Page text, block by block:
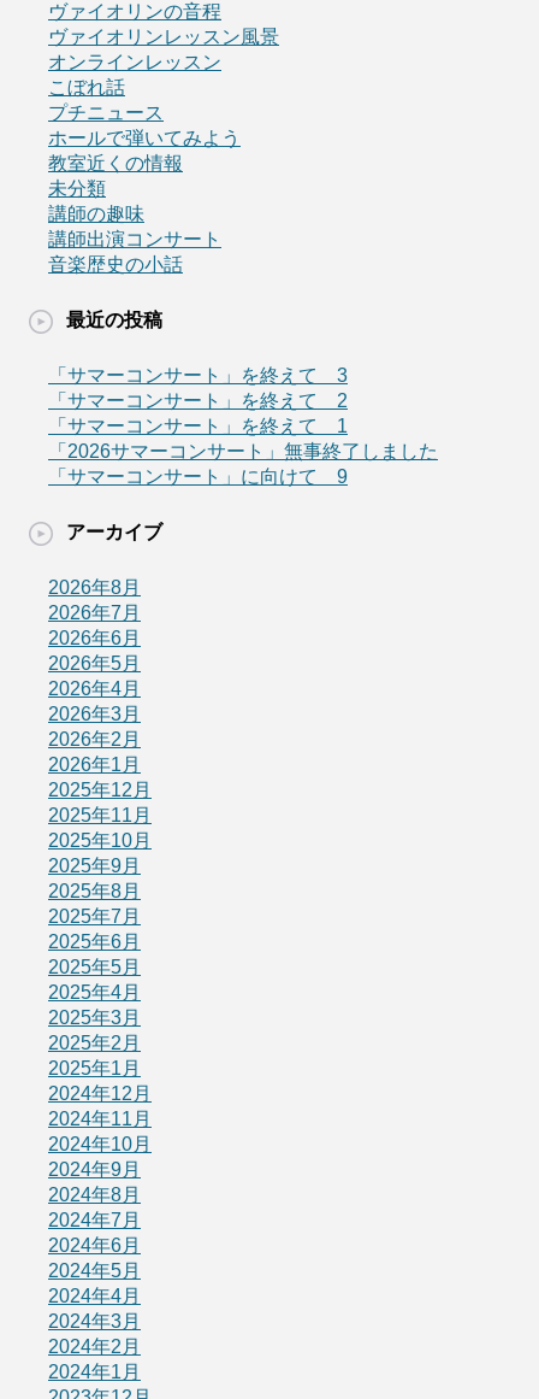
ヴァイオリンの音程
ヴァイオリンレッスン風景
オンラインレッスン
こぼれ話
プチニュース
ホールで弾いてみよう
教室近くの情報
未分類
講師の趣味
講師出演コンサート
音楽歴史の小話
最近の投稿
「サマーコンサート」を終えて 3
「サマーコンサート」を終えて 2
「サマーコンサート」を終えて 1
「2026サマーコンサート」無事終了しました
「サマーコンサート」に向けて 9
アーカイブ
2026年8月
2026年7月
2026年6月
2026年5月
2026年4月
2026年3月
2026年2月
2026年1月
2025年12月
2025年11月
2025年10月
2025年9月
2025年8月
2025年7月
2025年6月
2025年5月
2025年4月
2025年3月
2025年2月
2025年1月
2024年12月
2024年11月
2024年10月
2024年9月
2024年8月
2024年7月
2024年6月
2024年5月
2024年4月
2024年3月
2024年2月
2024年1月